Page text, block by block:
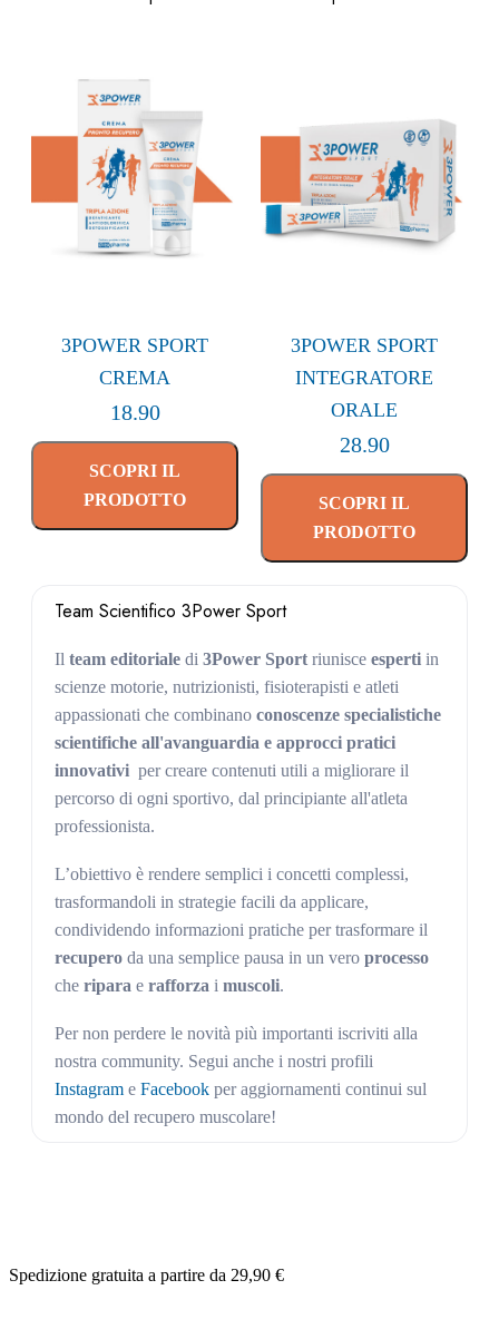
3POWER SPORT
CREMA
18.90
SCOPRI IL
PRODOTTO
3POWER SPORT
INTEGRATORE
ORALE
28.90
SCOPRI IL
PRODOTTO
Team Scientifico 3Power Sport
Il team editoriale di 3Power Sport riunisce esperti in
scienze motorie, nutrizionisti, fisioterapisti e atleti
appassionati che combinano conoscenze specialistiche
scientifiche all'avanguardia e approcci pratici
innovativi per creare contenuti utili a migliorare il
percorso di ogni sportivo, dal principiante all'atleta
professionista.
L’obiettivo è rendere semplici i concetti complessi,
trasformandoli in strategie facili da applicare,
condividendo informazioni pratiche per trasformare il
recupero da una semplice pausa in un vero processo
che ripara e rafforza i muscoli.
Per non perdere le novità più importanti iscriviti alla
nostra community. Segui anche i nostri profili
Instagram e Facebook per aggiornamenti continui sul
mondo del recupero muscolare!
Spedizione gratuita a partire da 29,90 €